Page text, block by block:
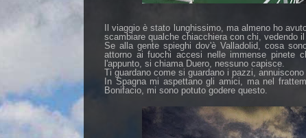
Il viaggio è stato lunghissimo, ma almeno ho
scambiare qualche chiacchiera con chi, vedendo
Se alla gente spieghi dov'è Valladolid, cosa
attorno ai fuochi accesi nelle immense pinete
l'appunto, si chiama Duero, nessuno capisce.
Ti guardano come si guardano i pazzi,
In Spagna mi aspettano gli amici, ma nel
Bonifacio, mi sono potuto godere questo.